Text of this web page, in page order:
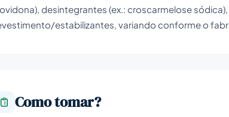
desintegrantes (ex.: croscarmelose
estabilizantes, variando conforme o
Como tomar?